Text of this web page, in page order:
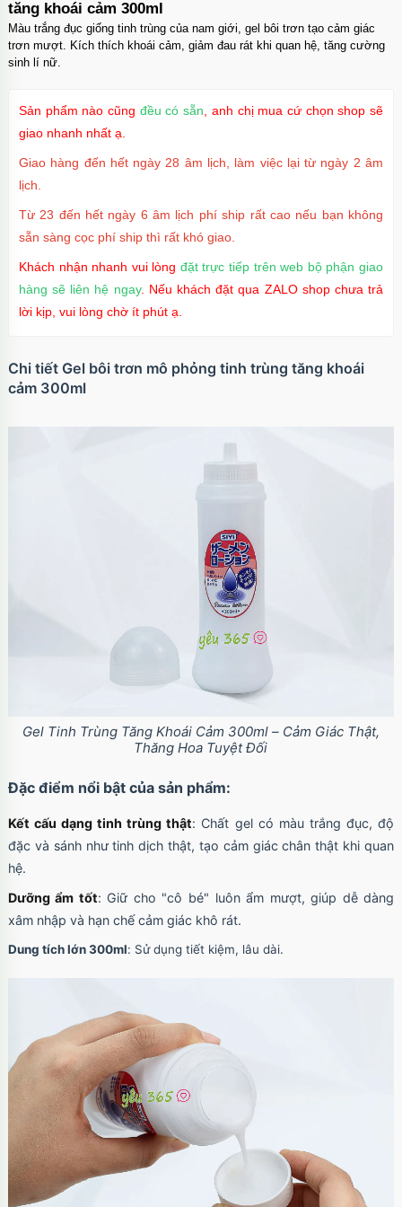
tăng khoái cảm 300ml
Màu trắng đục giống tinh trùng của nam giới, gel bôi trơn tạo cảm giác
trơn mượt. Kích thích khoái cảm, giảm đau rát khi quan hệ, tăng cường
sinh lí nữ.
Sản phẩm nào cũng đều có sẵn , anh chị mua cứ chọn shop sẽ
giao nhanh nhất ạ.
Giao hàng đến hết ngày 28 âm lịch, làm việc lại từ ngày 2 âm
lịch.
Từ 23 đến hết ngày 6 âm lịch phí ship rất cao nếu bạn không
sẵn sàng cọc phí ship thì rất khó giao.
Khách nhận nhanh vui lòng đặt trực tiếp trên web bộ phận giao
hàng sẽ liên hệ ngay. Nếu khách đặt qua ZALO shop chưa trả
lời kịp, vui lòng chờ ít phút ạ.
Chi tiết Gel bôi trơn mô phỏng tinh trùng tăng khoái
cảm 300ml
Gel Tinh Trùng Tăng Khoái Cảm 300ml – Cảm Giác Thật,
Thăng Hoa Tuyệt Đối
Đặc điểm nổi bật của sản phẩm:
Kết cấu dạng tinh trùng thật: Chất gel có màu trắng đục, độ
đặc và sánh như tinh dịch thật, tạo cảm giác chân thật khi quan
hệ.
Dưỡng ẩm tốt: Giữ cho "cô bé" luôn ẩm mượt, giúp dễ dàng
xâm nhập và hạn chế cảm giác khô rát.
Dung tích lớn 300ml: Sử dụng tiết kiệm, lâu dài.